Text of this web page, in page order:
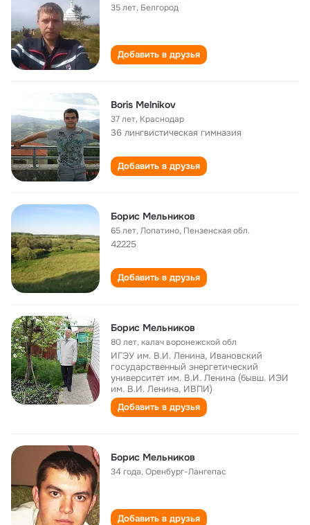
35 лет, Белгород
Добавить в друзья
Boris Melnikov
37 лет, Краснодар
36 лингвистическая гимназия
Добавить в друзья
Борис Мельников
65 лет,Лопатино, Пензенская обл.
42225
Добавить в друзья
Борис Мельников
80 лет,калач воронежской обл
ИГЭУ им. В.И. Ленина, Ивановский
государственный энергетический
университет им. В.И. Ленина (бывш. ИЭИ
им. В.И. Ленина, ИВПИ)
Добавить в друзья
Борис Мельников
34 года,Оренбург-Лангепас
Добавить в друзья